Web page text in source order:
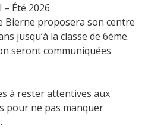
Été 2026
Bierne proposera son centre
jusqu’à la classe de 6ème.
seront communiquées
à rester attentives aux
pour ne pas manquer